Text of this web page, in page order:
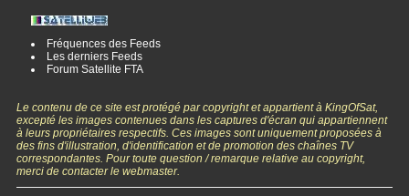
Fréquences des Feeds
Les derniers Feeds
Forum Satellite FTA
Le contenu de ce site est protégé par copyright et appartient à KingOfSat,
excepté les images contenues dans les captures d'écran qui appartiennent
à leurs propriétaires respectifs. Ces images sont uniquement proposées à
des fins d'illustration, d'identification et de promotion des chaînes TV
correspondantes. Pour toute question / remarque relative au copyright,
merci de contacter le webmaster.